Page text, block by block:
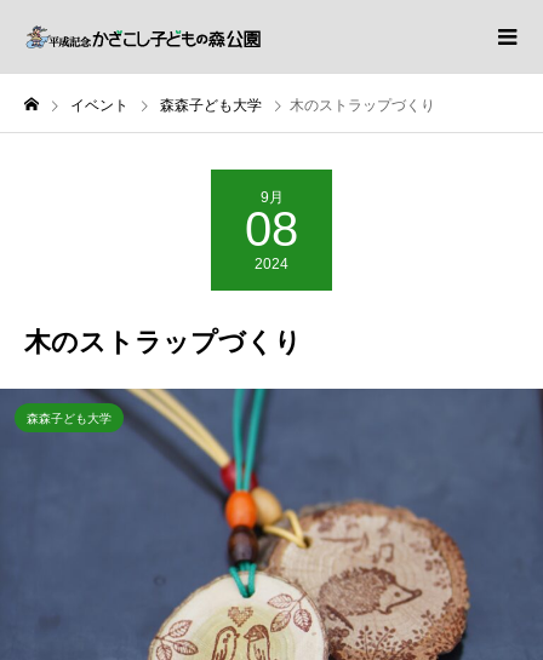
イベント 森森子ども大学 木のストラップづくり
9月
08
2024
木のストラップづくり
森森子ども大学